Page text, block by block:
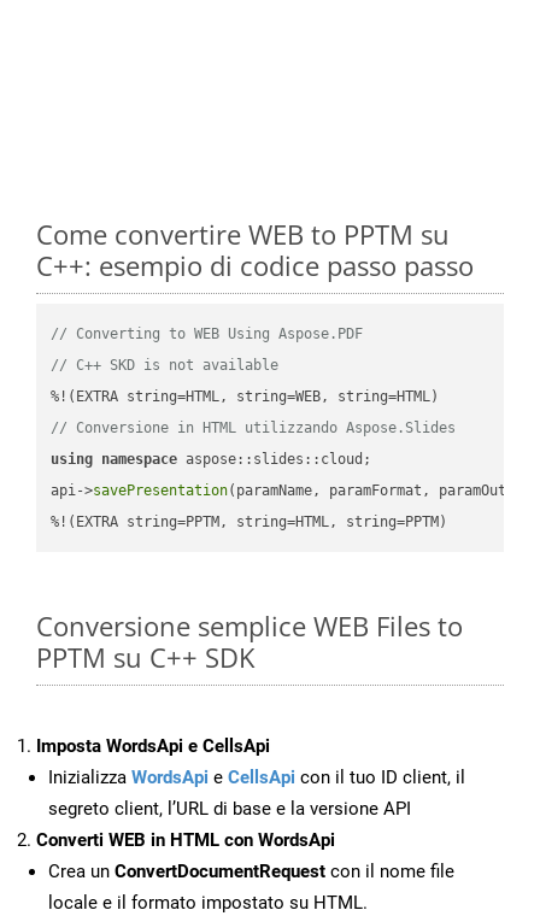
Come convertire WEB to PPTM su
C++: esempio di codice passo passo
// Converting to WEB Using Aspose.PDF
// C++ SKD is not available
// Conversione in HTML utilizzando Aspose.Slides
using namespace aspose::slides::cloud;
api->savePresentation(paramName, paramFormat,
%!(EXTRA string=PPTM, string=HTML, string=PPTM)
Conversione semplice WEB Files to
PPTM su C++ SDK
Imposta WordsApi e CellsApi
Inizializza WordsApi e CellsApi con il tuo ID client, il
segreto client, l’URL di base e la versione API
Converti WEB in HTML con WordsApi
Crea un ConvertDocumentRequest con il nome file
locale e il formato impostato su HTML.